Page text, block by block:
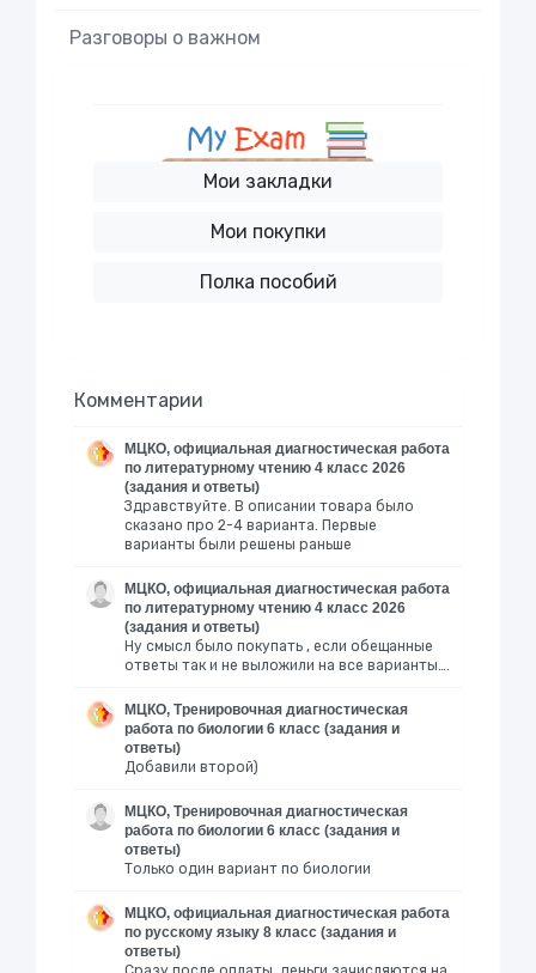
Разговоры о важном
Мои закладки
Мои покупки
Полка пособий
Комментарии
МЦКО, официальная диагностическая работа
по литературному чтению 4 класс 2026
(задания и ответы)
Здравствуйте. В описании товара было
сказано про 2-4 варианта. Первые
варианты были решены раньше
МЦКО, официальная диагностическая работа
по литературному чтению 4 класс 2026
(задания и ответы)
Ну смысл было покупать , если обещанные
ответы так и не выложили на все варианты….
МЦКО, Тренировочная диагностическая
работа по биологии 6 класс (задания и
ответы)
Добавили второй)
МЦКО, Тренировочная диагностическая
работа по биологии 6 класс (задания и
ответы)
Только один вариант по биологии
МЦКО, официальная диагностическая работа
по русскому языку 8 класс (задания и
ответы)